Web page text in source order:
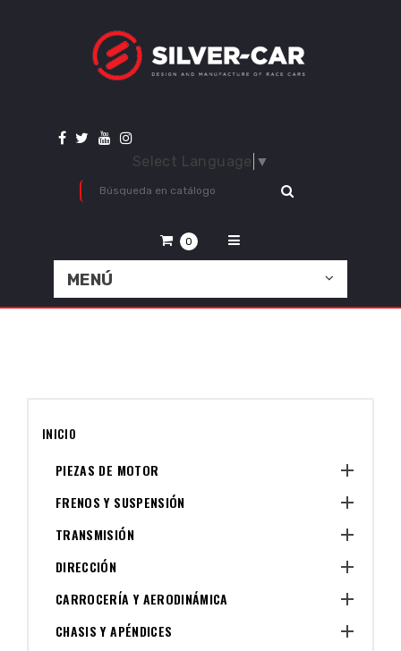
Select Language ▼
0
MENÚ
INICIO
PIEZAS DE MOTOR

FRENOS Y SUSPENSIÓN 
TRANSMISIÓN 
DIRECCIÓN 
CARROCERÍA Y AERODINÁMICA 
CHASIS Y APÉNDICES 